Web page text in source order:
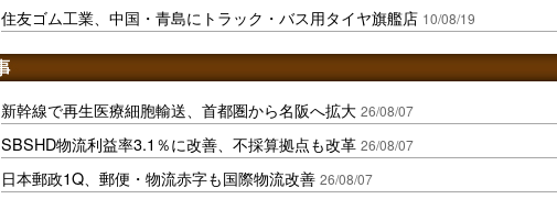
住友ゴム工業、中国・青島にトラック・バス用タイヤ旗艦店 10/08/19
新幹線で再生医療細胞輸送、首都圏から名阪へ拡大 26/08/07
SBSHD物流利益率3.1％に改善、不採算拠点も改革 26/08/07
日本郵政1Q、郵便・物流赤字も国際物流改善 26/08/07